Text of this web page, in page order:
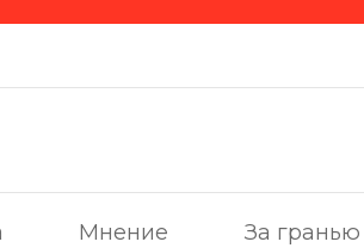
Мнение За гранью